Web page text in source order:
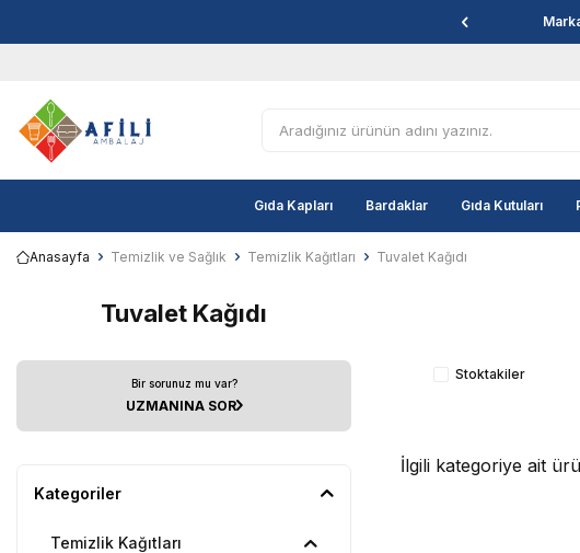
Gıda Kapları Bardaklar Gıda Kutuları
Anasayfa Temizlik ve Sağlık Temizlik Kağıtları Tuvalet Kağıdı
Tuvalet Kağıdı
Bir sorunuz mu var?
UZMANINA SOR
Kategoriler
Temizlik Kağıtları
Stoktakiler
İlgili kategoriye ait